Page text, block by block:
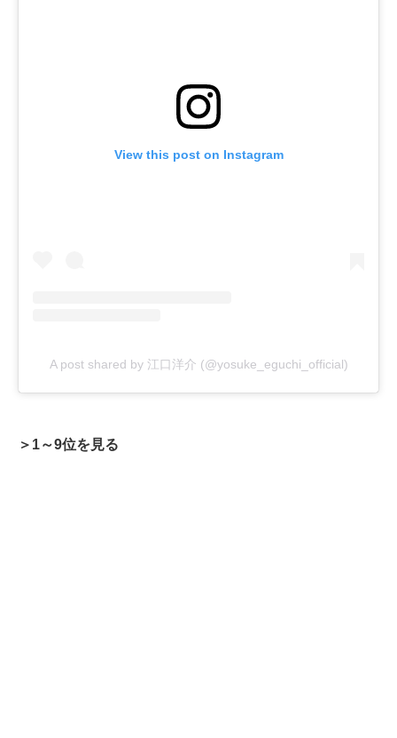
View this post on Instagram
A post shared by 江口洋介 (@yosuke_eguchi_official)
＞1～9位を見る